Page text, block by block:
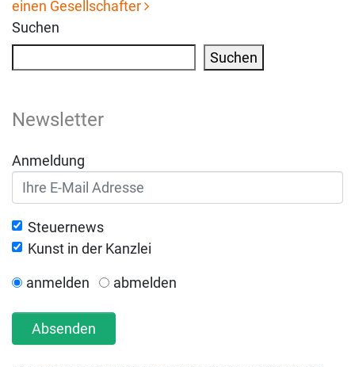
einen Gesellschafter
Suchen
Suchen
Newsletter
Anmeldung
Steuernews
Kunst in der Kanzlei
anmelden abmelden
Absenden